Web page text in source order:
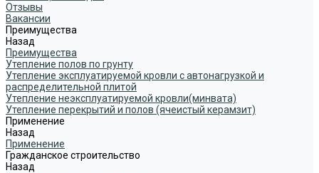
Отзывы
Вакансии
Преимущества
Назад
Преимущества
Утепление полов по грунту
Утепление эксплуатируемой кровли с автонагрузкой и
распределительной плитой
Утепление неэксплуатируемой кровли(минвата)
Утепление перекрытий и полов (ячеистый керамзит)
Применение
Назад
Применение
Гражданское строительство
Назад